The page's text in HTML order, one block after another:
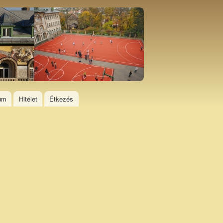
Hitélet Étkezés